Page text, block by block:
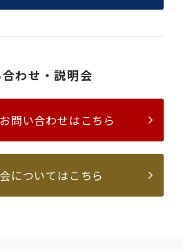
わせ・説明会
問い合わせはこちら
についてはこちら